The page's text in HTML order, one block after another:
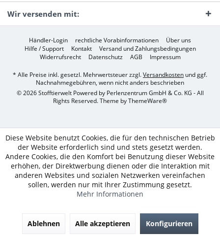
Wir versenden mit:
Händler-Login rechtliche Vorabinformationen
Über uns
Hilfe / Support
Kontakt
Versand und Zahlungsbedingungen
Widerrufsrecht
Datenschutz AGB Impressum
* Alle Preise inkl. gesetzl. Mehrwertsteuer zzgl.Versandkosten und ggf.
Nachnahmegebühren, wenn nicht anders beschrieben
© 2026 Stofftierwelt Powered by Perlenzentrum GmbH & Co. KG - All
Rights Reserved. Theme byThemeWare®
Diese Website benutzt Cookies, die für den technischen Betrieb
der Website erforderlich sind und stets gesetzt werden.
Andere Cookies, die den Komfort bei Benutzung dieser Website
erhöhen, der Direktwerbung dienen oder die Interaktion mit
anderen Websites und sozialen Netzwerken vereinfachen
sollen, werden nur mit Ihrer Zustimmung gesetzt.
Mehr Informationen
Ablehnen Alle akzeptieren Konfigurieren